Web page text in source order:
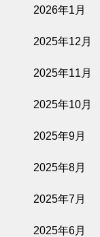
2026年1月
2025年12月
2025年11月
2025年10月
2025年9月
2025年8月
2025年7月
2025年6月